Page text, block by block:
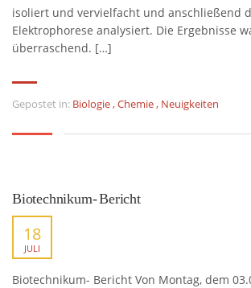
isoliert und vervielfacht und anschließend
Elektrophorese analysiert. Die Ergebnisse
überraschend. […]
Gepostet in: Biologie,Chemie, Neuigkeiten
Biotechnikum- Bericht
18
JULI
Biotechnikum- Bericht Von Montag, dem